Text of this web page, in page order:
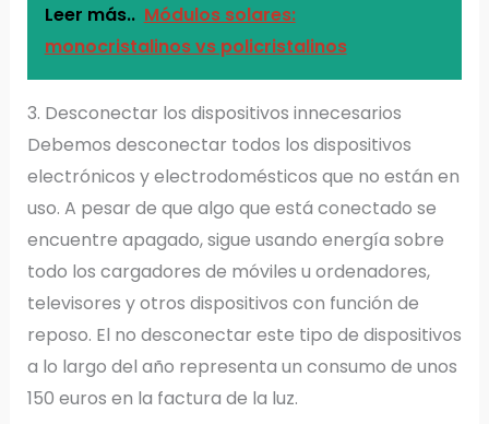
Leer más.. Módulos solares:
monocristalinos vs policristalinos
3. Desconectar los dispositivos innecesarios
Debemos desconectar todos los dispositivos
electrónicos y electrodomésticos que no están en
uso. A pesar de que algo que está conectado se
encuentre apagado, sigue usando energía sobre
todo los cargadores de móviles u ordenadores,
televisores y otros dispositivos con función de
reposo. El no desconectar este tipo de dispositivos
a lo largo del año representa un consumo de unos
150 euros en la factura de la luz.